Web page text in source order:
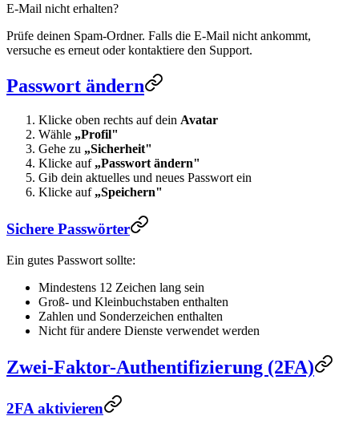
E-Mail nicht erhalten?
Prüfe deinen Spam-Ordner. Falls die E-Mail nicht ankommt,
versuche es erneut oder kontaktiere den Support.
Passwort ändern
Klicke oben rechts auf dein Avatar
Wähle „Profil"
Gehe zu „Sicherheit"
Klicke auf „Passwort ändern"
Gib dein aktuelles und neues Passwort ein
Klicke auf „Speichern"
Sichere Passwörter
Ein gutes Passwort sollte:
Mindestens 12 Zeichen lang sein
Groß- und Kleinbuchstaben enthalten
Zahlen und Sonderzeichen enthalten
Nicht für andere Dienste verwendet werden
Zwei-Faktor-Authentifizierung (2FA)
2FA aktivieren